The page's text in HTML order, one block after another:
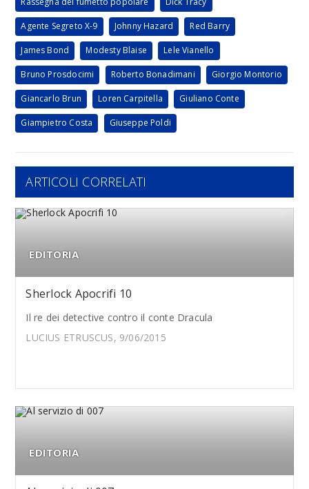
Agente Segreto X-9 Johnny Hazard Red Barry
James Bond Modesty Blaise Lele Vianello
Bruno Prosdocimi Roberto Bonadimani Giorgio Montorio
Giancarlo Brun Loren Carpitella Giuliano Conte
Giampietro Costa Giuseppe Poldi
ARTICOLI CORRELATI
EDITORIA
Sherlock Apocrifi 10
Il re dei detective contro il conte Dracula
LUCIUS ETRUSCUS, 9/06/2015
EDITORIA